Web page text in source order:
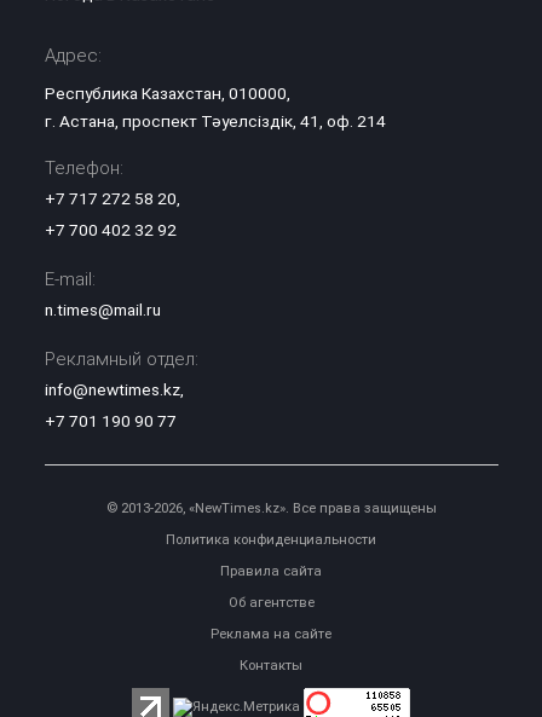
Адрес:
Республика Казахстан, 010000,
г. Астана, проспект Тәуелсіздік, 41, оф. 214
Телефон:
+7 717 272 58 20,
+7 700 402 32 92
E-mail:
n.times@mail.ru
Рекламный отдел:
info@newtimes.kz,
+7 701 190 90 77
© 2013-2026, «NewTimes.kz». Все права защищены
Политика конфиденциальности
Правила сайта
Об агентстве
Реклама на сайте
Контакты